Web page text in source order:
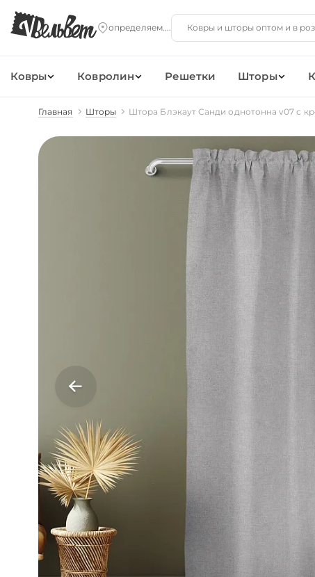
Ковры Ковролин Решетки Шторы
Главная Шторы Штора Блэкаут Санди однотонна v07 с